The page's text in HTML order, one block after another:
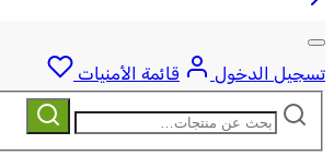
تسجيل الدخول
قائمة الأمنيات
ابحث
بحث